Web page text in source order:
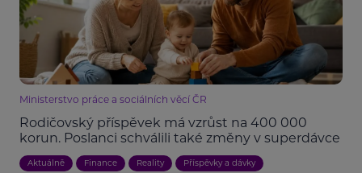
Ministerstvo práce a sociálních věcí ČR
Rodičovský příspěvek má vzrůst na 400 000
korun. Poslanci schválili také změny v superdávce
Aktuálně Finance Reality Příspěvky a dávky